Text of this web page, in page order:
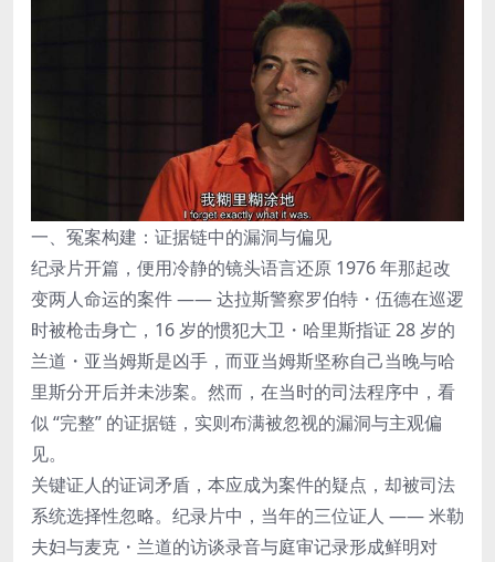
一、冤案构建：证据链中的漏洞与偏见
纪录片开篇，便用冷静的镜头语言还原 1976 年那起改
变两人命运的案件 —— 达拉斯警察罗伯特・伍德在巡逻
时被枪击身亡，16 岁的惯犯大卫・哈里斯指证 28 岁的
兰道・亚当姆斯是凶手，而亚当姆斯坚称自己当晚与哈
里斯分开后并未涉案。然而，在当时的司法程序中，看
似 “完整” 的证据链，实则布满被忽视的漏洞与主观偏
见。
关键证人的证词矛盾，本应成为案件的疑点，却被司法
系统选择性忽略。纪录片中，当年的三位证人 —— 米勒
夫妇与麦克・兰道的访谈录音与庭审记录形成鲜明对